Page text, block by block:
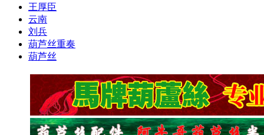
王厚臣
云南
刘兵
葫芦丝重奏
葫芦丝